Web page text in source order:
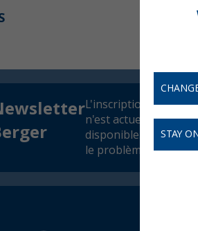
L'inscription à la
n'est actuellement
disponible. Nous
le problème dès que
STAY